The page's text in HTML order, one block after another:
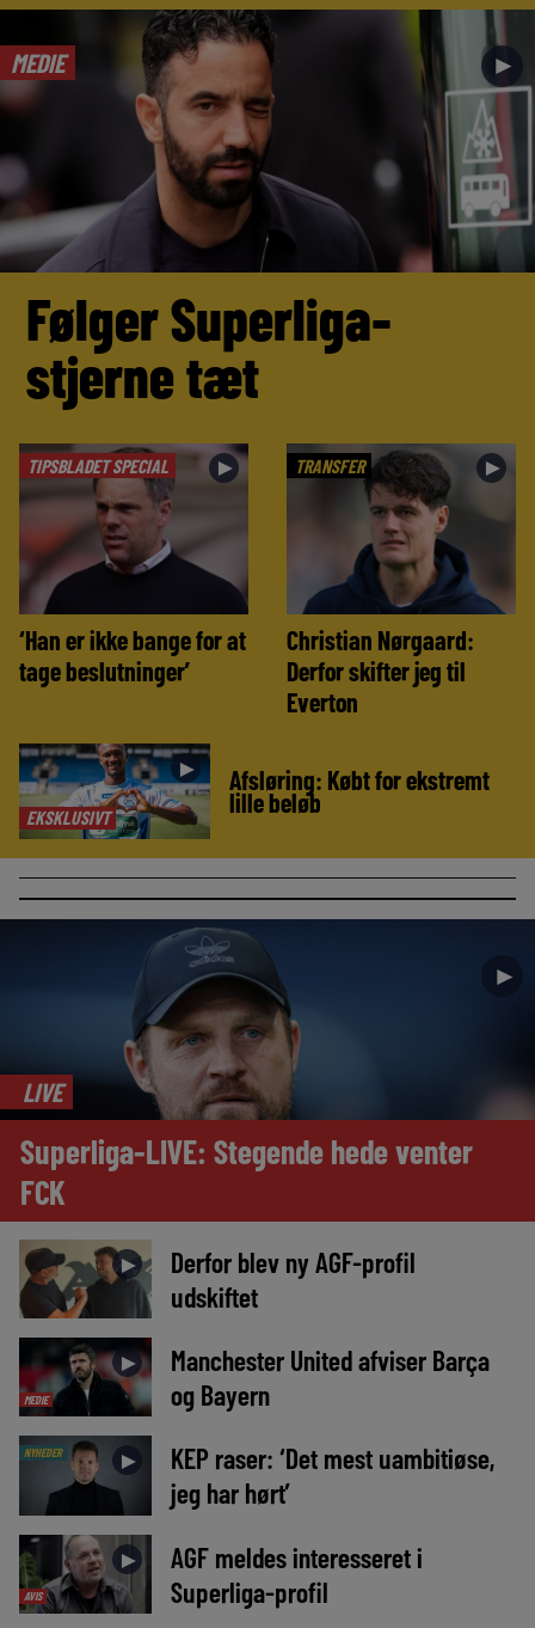
MEDIE ►
Følger Superliga-
stjerne tæt
TIPSBLADET SPECIAL ►
‘Han er ikke bange for at
tage beslutninger’
TRANSFER ►
Christian Nørgaard:
Derfor skifter jeg til
Everton
EKSKLUSIVT
► Afsløring: Købt for ekstremt
lille beløb
►
LIVE
Superliga-LIVE: Stegende hede venter
FCK
►
Derfor blev ny AGF-profil
udskiftet
MEDIE
►
Manchester United afviser Barça
og Bayern
NYHEDER ►
KEP raser: ‘Det mest uambitiøse,
jeg har hørt’
AVIS
►
AGF meldes interesseret i
Superliga-profil